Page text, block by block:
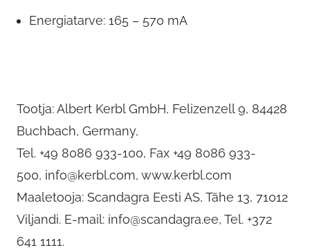
Energiatarve: 165 – 570 mA
Tootja: Albert Kerbl GmbH, Felizenzell 9, 84428
Buchbach, Germany,
Tel. +49 8086 933-100, Fax +49 8086 933-
500, info@kerbl.com, www.kerbl.com
Maaletooja: Scandagra Eesti AS, Tähe 13, 71012
Viljandi. E-mail: info@scandagra.ee, Tel. +372
641 1111.